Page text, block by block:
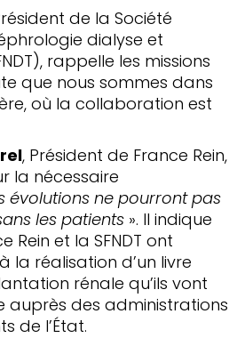
de la Société
dialyse et
rappelle les missions
que nous sommes dans
où la collaboration est
, Président de France Rein,
la nécessaire
évolutions ne pourront pas
les patients ». Il indique
Rein et la SFNDT ont
la réalisation d’un livre
rénale qu’ils vont
auprès des administrations
de l’État.